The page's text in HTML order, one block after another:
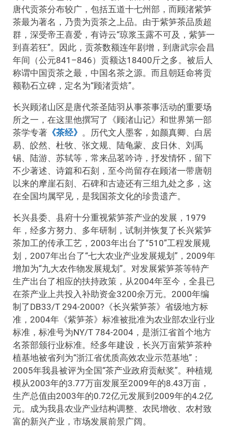
唐代贡茶分布较广，包括五道十七州部，而顾渚紫笋
茶最为著名，乃贵为贡茶之上品。由于紫笋茶品质超
群，深受帝王喜爱，有诗云“琼浆玉露不可及，紫笋一
到喜若狂”。因此，贡茶数额连年剧增，到唐武宗会昌
年间（公元841–846）贡额达18400斤之多。被后人
称谓中国贡茶之最，中国名茶之源。而且朝廷命将贡
额勒石立碑，定名为“顾渚贡焙”。
长兴顾渚山区是唐代茶圣陆羽从事茶事活动的重要场
所之一，在这里他撰写了《顾渚山记》和世界第一部
茶学专著 《茶经》 。历代文人墨客，如颜真卿、白居
易、皎然、杜牧、张文规、陆龟蒙、皮日休、刘禹
锡、陆游、苏轼等，常来品茗吟诗，抒发情怀，留下
不少著述、诗篇和石刻，至今尚留存在顾渚一带唐朝
以来的摩崖石刻、石碑和古迹还有三组九处之多，这
在全国均属罕见，是我国茶文化的珍贵遗产。
长兴县委、县府十分重视紫笋茶产业的发展，1979
年，经多方努力、多年研制，试制并恢复了长兴紫笋
茶加工的传承工艺，2003年出台了“510”工程发展规
划，2007年出台了“七大农业产业发展规划”，2009年
增加为“九大农作物发展规划”。对发展紫笋茶等特产
生产出台了相应的扶持政策，从2004年至今，全县已
在茶产业上共投入补助资金3200余万元。2000年编
制了DB33/T 294-2000?《长兴紫笋茶》省级地方标
准，2004年《紫笋茶》标准被批准为农业部农业行业
标准，标准号为NY/T 784-2004，是浙江省首个地方
名茶部颁行业标准。经多年建设，长兴万亩紫笋茶种
植基地被省列为“浙江省优质高效农业示范基地”；
2005年我县被评为全国“茶产业政府贡献奖”。种植规
模从2003年的3.77万亩发展至2009年的8.43万亩，
生产总值由2003年的0.72亿元发展到2009年的4.2亿
元。成为我县农业产业结构调整、农民增收、农村致
富的新兴产业，市场发展前景广阔。